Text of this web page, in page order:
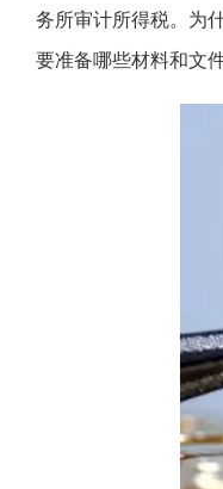
务所审计所得税。为
要准备哪些材料和文